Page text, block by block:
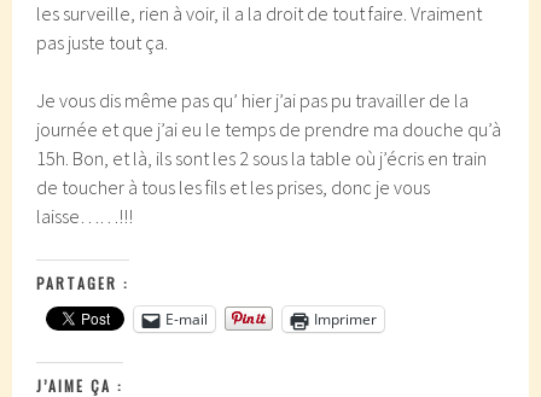
les surveille, rien à voir, il a la droit de tout faire. Vraiment
pas juste tout ça.
Je vous dis même pas qu’ hier j’ai pas pu travailler de la
journée et que j’ai eu le temps de prendre ma douche qu’à
15h. Bon, et là, ils sont les 2 sous la table où j’écris en train
de toucher à tous les fils et les prises, donc je vous
laisse……!!!
PARTAGER :
E-mail
Imprimer
J’AIME ÇA :